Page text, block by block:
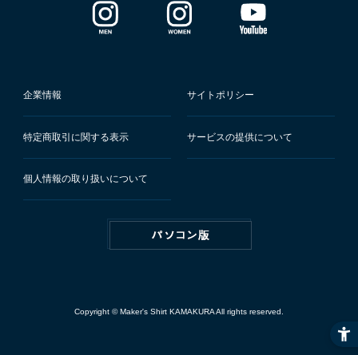
企業情報 サイトポリシー
特定商取引に関する表示 サービスの提供について
個人情報の取り扱いについて
Copyright © Maker's Shirt KAMAKURA All rights reserved.